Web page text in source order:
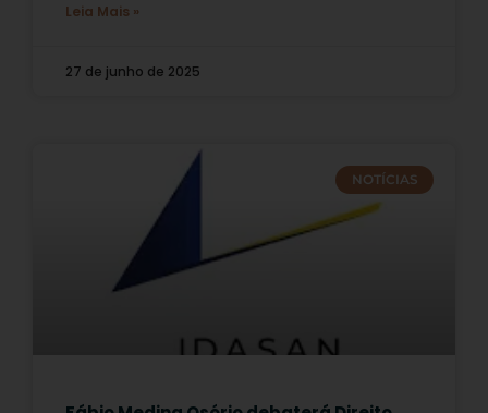
Leia Mais »
27 de junho de 2025
NOTÍCIAS